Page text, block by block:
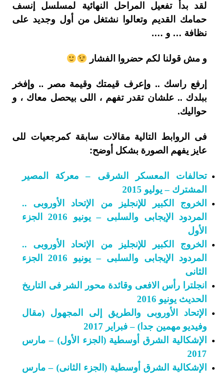
لقد بدأ تفعيل المراحل النهائية لمسلسل إنسف
حمامك القديم وتعالوا نشتغل من أول وجديد على
نظافة … و ….
و مش قولنا لكم حضروا الفشار
إرفع راسك .. وإعرف قيمتك وقيمة مصر .. وإفخر
ببلدك .. علشان تقدر تفهم ، اللى بيحصل معاك ، و
حواليك.
فى الروابط التالية مقالات سابقة كمرجعيات للى
عايز يفهم الصورة بشكل أوضح:
تحالفات المعسكر الشرقى – معركة المصير
المشترك – يوليو 2015
الخروج الكبير للإنجليز من الإتحاد الأوروبى ..
المردود الإيجابى والسلبى – يونيو 2016 الجزء
الأول
الخروج الكبير للإنجليز من الإتحاد الأوروبى ..
المردود الإيجابى والسلبى – يونيو 2016 الجزء
الثانى
انجلترا رأس الافعى وقائدة محور الشر فى التاريخ
الحديث يونيو 2016
الإتحاد الأوروبى والطريق إلى المجهول (مقال
وفيديو مهمين جدا) – فبراير 2017
الإشكالية الشرق أوسطية (الجزء الأول) – مارس
2017
الإشكالية الشرق أوسطية (الجزء الثانى) – مارس